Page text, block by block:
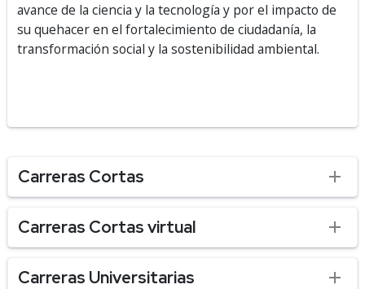
avance de la ciencia y la tecnología y por el impacto de
su quehacer en el fortalecimiento de ciudadanía, la
transformación social y la sostenibilidad ambiental.
Carreras Cortas
Carreras Cortas virtual
Carreras Universitarias